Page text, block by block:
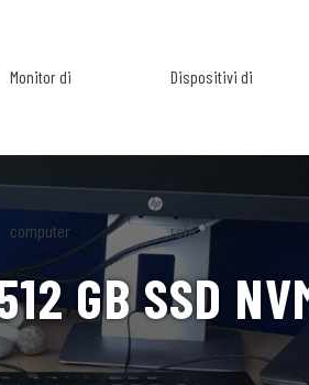
Monitor di
computer
Dispositivi di
rete
GB SSD